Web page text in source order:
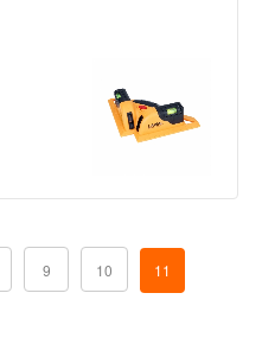
9 10 11